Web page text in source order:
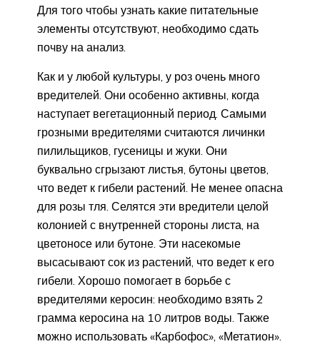
Для того чтобы узнать какие питательные
элементы отсутствуют, необходимо сдать
почву на анализ.
Как и у любой культуры, у роз очень много
вредителей. Они особенно активны, когда
наступает вегетационный период. Самыми
грозными вредителями считаются личинки
пилильщиков, гусеницы и жуки. Они
буквально сгрызают листья, бутоны цветов,
что ведет к гибели растений. Не менее опасна
для розы тля. Селятся эти вредители целой
колонией с внутренней стороны листа, на
цветоносе или бутоне. Эти насекомые
высасывают сок из растений, что ведет к его
гибели. Хорошо помогает в борьбе с
вредителями керосин: необходимо взять 2
грамма керосина на 10 литров воды. Также
можно использовать «Карбофос», «Метатион».